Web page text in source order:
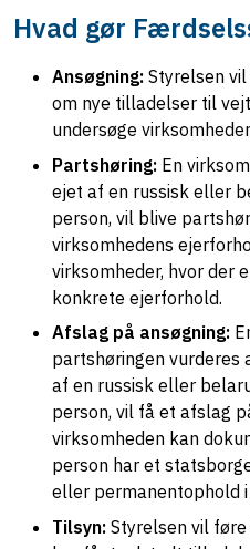
Hvad gør
Ansøgning: Styrelsen
om nye tilladelser til
undersøge
Partshøring: En
ejet af en russisk eller
person, vil blive
virksomhedens
virksomheder, hvor der
konkrete ejerforhold.
Afslag på ansøgning:
partshøringen
af en russisk eller
person, vil få et afslag
virksomheden kan
person har et
eller permanentophold
Tilsyn: Styrelsen vil føre